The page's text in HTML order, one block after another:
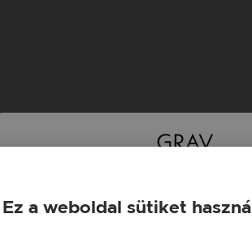
Ez a weboldal sütiket használ